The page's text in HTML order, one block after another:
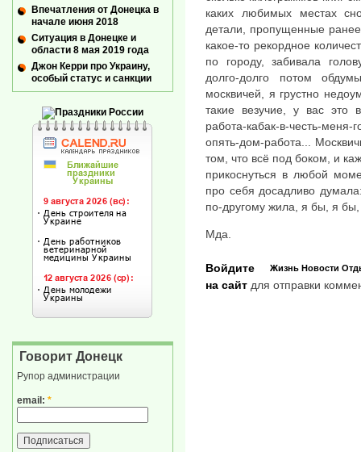
каких любимых местах
детали, пропущенные
какое-то рекордное
по городу, забивала
долго-долго потом
москвичей, я грустно
такие везучие, у вас это
работа-кабак-в-честь-меня-
опять-дом-работа...
том, что всё под боком, и
прикоснуться в любой
про себя досадливо
по-другому жила, я бы, я
Мда.
Жизнь Новости
Войдите
на сайт для отправки
Впечатления от Донецка в
начале июня 2018
Ситуация в Донецке и
области 8 мая 2019 года
Джон Керри про Украину,
особый статус и санкции
Говорит Донецк
Рупор администрации
email: *